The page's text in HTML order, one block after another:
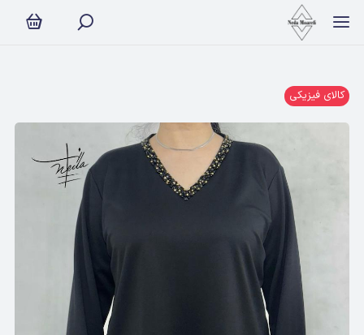
کالای فیزیکی